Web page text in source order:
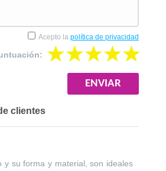
clientes
Acepto la política de privacidad
y su forma y material, son ideales